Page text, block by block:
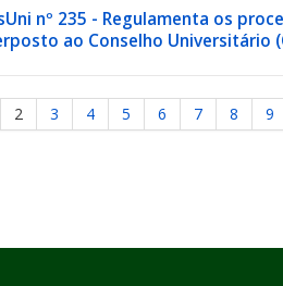
nº 235 - Regulamenta os
ao Conselho Universitário
2 3 4 5 6 7 8 9